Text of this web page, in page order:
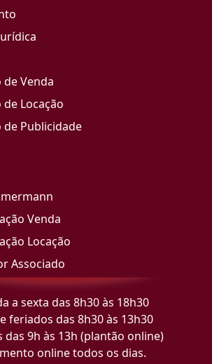
Venda
Locação
Publicidade
Venda
Locação
Associado
a sexta das 8h30 às 18h30
feriados das 8h30 às 13h30
das 9h às 13h (plantão online)
online todos os dias.